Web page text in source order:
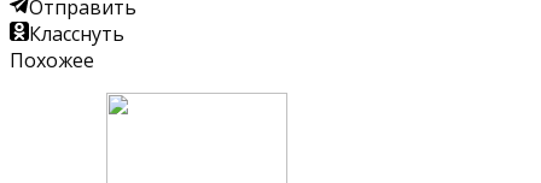
Отправить
Класснуть
Похожее